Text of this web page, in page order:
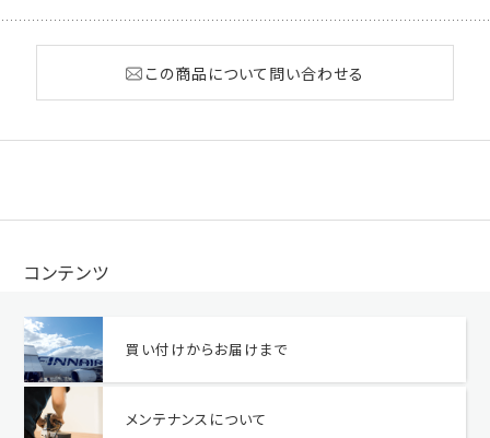
この商品について問い合わせる
コンテンツ
買い付けからお届けまで
メンテナンスについて